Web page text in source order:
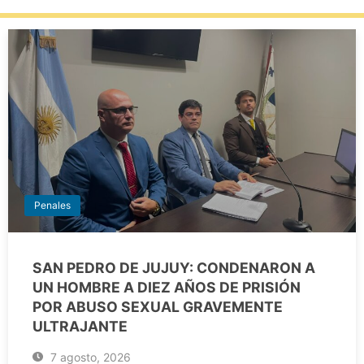
Penales
SAN PEDRO DE JUJUY: CONDENARON A
UN HOMBRE A DIEZ AÑOS DE PRISIÓN
POR ABUSO SEXUAL GRAVEMENTE
ULTRAJANTE
7 agosto, 2026